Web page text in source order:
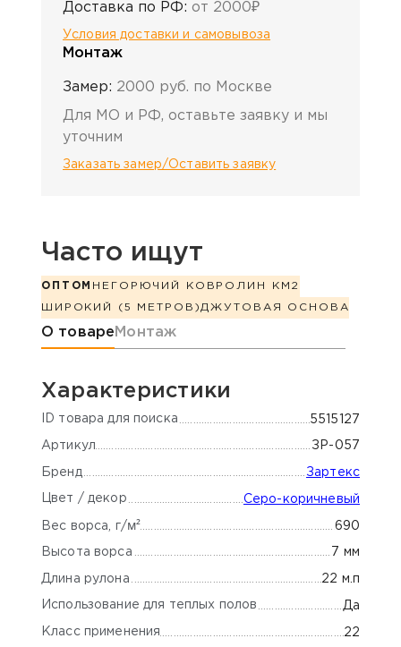
Доставка по РФ: от 2000₽
Условия доставки и самовывоза
Монтаж
Замер: 2000 руб. по Москве
Для МО и РФ, оставьте заявку и мы
уточним
Заказать замер/Оставить заявку
Часто ищут
ОПТОМ НЕГОРЮЧИЙ КОВРОЛИН КМ2
ШИРОКИЙ (5 МЕТРОВ)ДЖУТОВАЯ ОСНОВА
Информация о товаре
О товаре Монтаж
Характеристики
ID товара для поиска 5515127
Артикул ЗР-057
Бренд Зартекс
Цвет / декор Серо-коричневый
Вес ворса, г/м² 690
Высота ворса 7 мм
Длина рулона 22 м.п
Использование для теплых полов Да
Класс применения 22